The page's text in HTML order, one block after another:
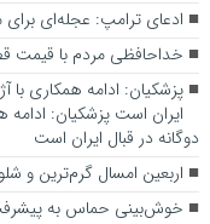
ادعای ترامپ: عجله‌ای برای
خداحافظی مردم با قیمت
پزشکیان: ادامه همکاری‌ با
ایران است پزشکیان:
دوگانه در قبال ایران است
اربعین امسال گرم‌ترین و
خوش‌بینی حماس به